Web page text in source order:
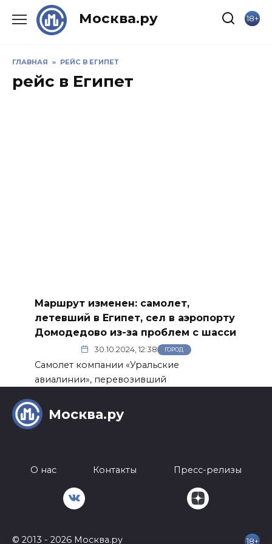
Москва.ру 18+
ГЛАВНАЯ » РЕЙС В ЕГИПЕТ
рейс в Египет
Маршрут изменен: самолет,
летевший в Египет, сел в аэропорту
Домодедово из-за проблем с шасси
30.10.2024, 12:38 ГОРОД
Самолет компании «Уральские
авиалинии», перевозивший
Москва.ру
О нас Контакты Пресс-релизы
© 2013 - 2026 Москва.ру 18+